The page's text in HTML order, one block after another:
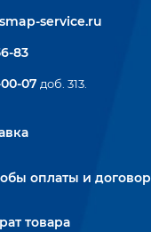
service.ru
83
07 доб. 313.
оплаты и договор
товара